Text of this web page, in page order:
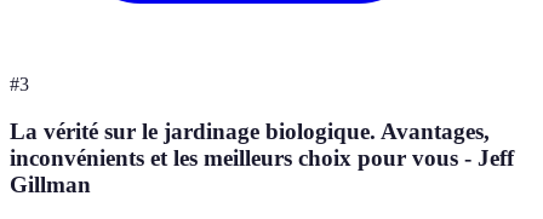
#3
La vérité sur le jardinage biologique. Avantages,
inconvénients et les meilleurs choix pour vous - Jeff
Gillman